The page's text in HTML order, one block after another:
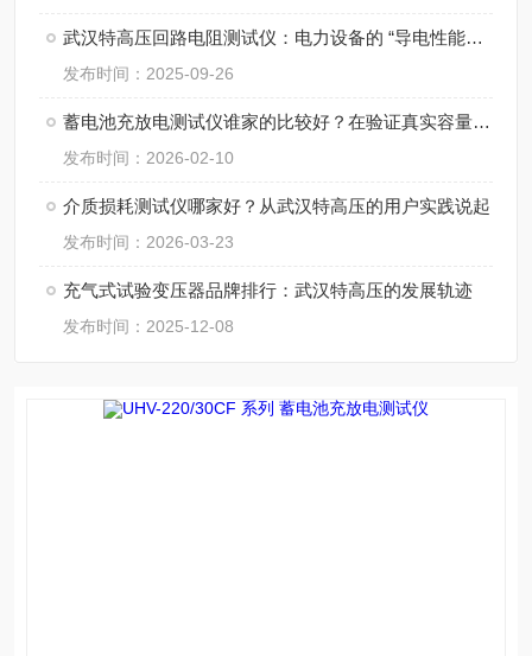
武汉特高压回路电阻测试仪：电力设备的 “导电性能检测标尺”
发布时间：2025-09-26
蓄电池充放电测试仪谁家的比较好？在验证真实容量与指导寿命管理中的作用
发布时间：2026-02-10
介质损耗测试仪哪家好？从武汉特高压的用户实践说起
发布时间：2026-03-23
充气式试验变压器品牌排行：武汉特高压的发展轨迹
发布时间：2025-12-08